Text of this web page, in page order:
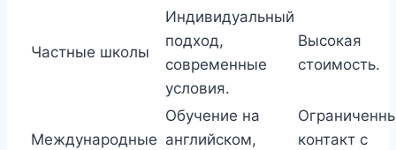
Частные школы
Индивидуальный
подход,
современные
условия.
Высокая
стоимость.
Международные
Обучение на
английском,
контакт с